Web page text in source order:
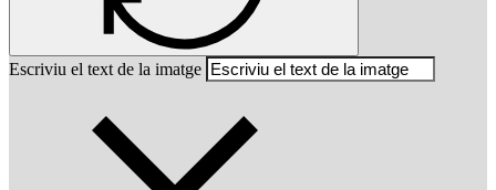
Escriviu el text de la imatge